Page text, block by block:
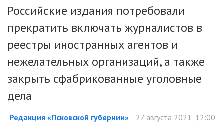
Российские издания потребовали
прекратить включать журналистов в
реестры иностранных агентов и
нежелательных организаций, а также
закрыть сфабрикованные уголовные
дела
Редакция «Псковской губернии» 27 августа 2021, 12:00